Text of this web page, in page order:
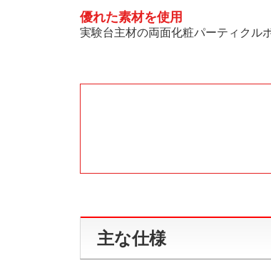
優れた素材を使用
実験台主材の両面化粧パーティクル
主な仕様